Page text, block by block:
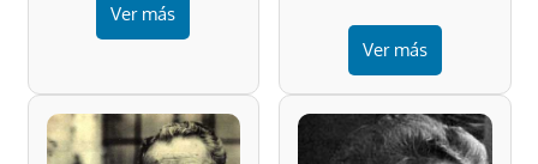
Ver más
Ver más